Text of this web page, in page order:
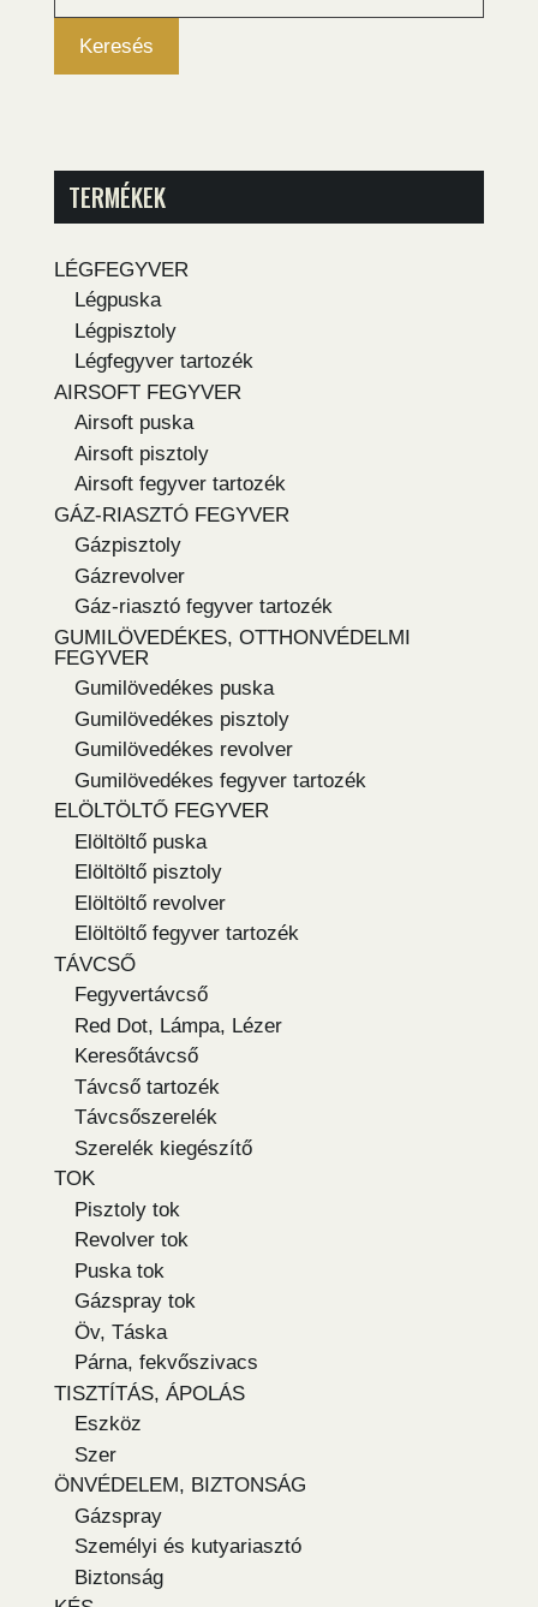
Keresés
TERMÉKEK
LÉGFEGYVER
Légpuska
Légpisztoly
Légfegyver tartozék
AIRSOFT FEGYVER
Airsoft puska
Airsoft pisztoly
Airsoft fegyver tartozék
GÁZ-RIASZTÓ FEGYVER
Gázpisztoly
Gázrevolver
Gáz-riasztó fegyver tartozék
GUMILÖVEDÉKES, OTTHONVÉDELMI
FEGYVER
Gumilövedékes puska
Gumilövedékes pisztoly
Gumilövedékes revolver
Gumilövedékes fegyver tartozék
ELÖLTÖLTŐ FEGYVER
Elöltöltő puska
Elöltöltő pisztoly
Elöltöltő revolver
Elöltöltő fegyver tartozék
TÁVCSŐ
Fegyvertávcső
Red Dot, Lámpa, Lézer
Keresőtávcső
Távcső tartozék
Távcsőszerelék
Szerelék kiegészítő
TOK
Pisztoly tok
Revolver tok
Puska tok
Gázspray tok
Öv, Táska
Párna, fekvőszivacs
TISZTÍTÁS, ÁPOLÁS
Eszköz
Szer
ÖNVÉDELEM, BIZTONSÁG
Gázspray
Személyi és kutyariasztó
Biztonság